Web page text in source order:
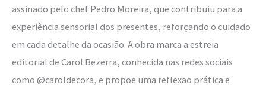
assinado pelo chef Pedro Moreira, que contribuiu para a
experiência sensorial dos presentes, reforçando o cuidado
em cada detalhe da ocasião. A obra marca a estreia
editorial de Carol Bezerra, conhecida nas redes sociais
como @caroldecora, e propõe uma reflexão prática e